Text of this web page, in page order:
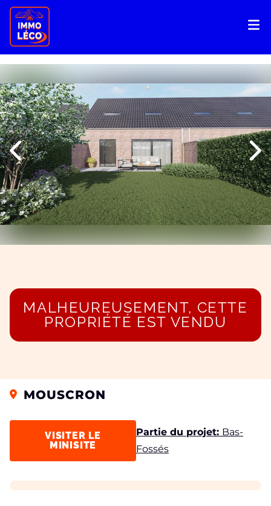
MALHEUREUSEMENT, CETTE
PROPRIÉTÉ EST VENDU
MOUSCRON
VISITER LE
MINISITE
Partie du projet: Bas-
Fossés